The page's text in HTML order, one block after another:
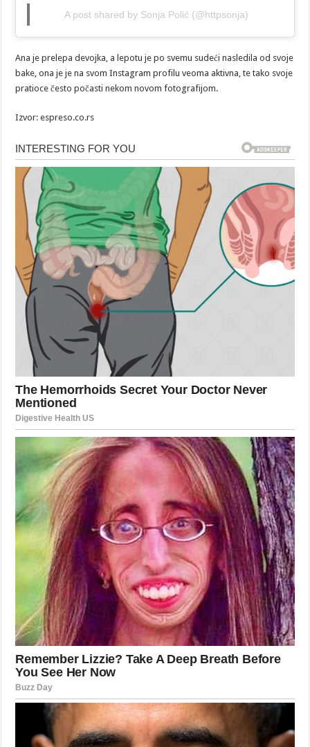
A post shared by Sonja Polić (@httpsonja)
Ana je prelepa devojka, a lepotu je po svemu sudeći nasledila od svoje
bake, ona je je na svom Instagram profilu veoma aktivna, te tako svoje
pratioce često počasti nekom novom fotografijom.
Izvor: espreso.co.rs